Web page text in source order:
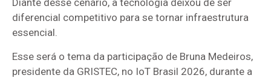
Diante desse cenário, a tecnologia deixou de ser
diferencial competitivo para se tornar infraestrutura
essencial.
Esse será o tema da participação de Bruna Medeiros,
presidente da GRISTEC, no IoT Brasil 2026, durante a